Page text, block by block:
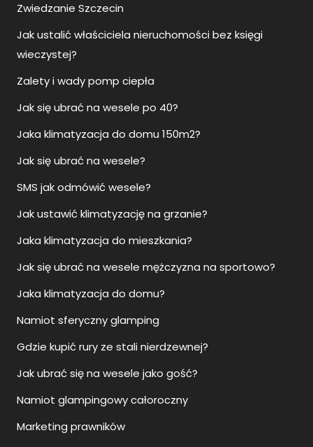
Zwiedzanie Szczecin
Jak ustalić właściciela nieruchomości bez księgi
wieczystej?
Zalety i wady pomp ciepła
Jak się ubrać na wesele po 40?
Jaka klimatyzacja do domu 150m2?
Jak się ubrać na wesele?
SMS jak odmówić wesele?
Jak ustawić klimatyzację na grzanie?
Jaka klimatyzacja do mieszkania?
Jak się ubrać na wesele mężczyzna na sportowo?
Jaka klimatyzacja do domu?
Namiot sferyczny glamping
Gdzie kupić rury ze stali nierdzewnej?
Jak ubrać się na wesele jako gość?
Namiot glampingowy całoroczny
Marketing prawników